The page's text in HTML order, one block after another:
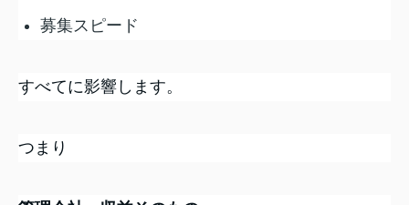
募集スピード
すべてに影響します。
つまり